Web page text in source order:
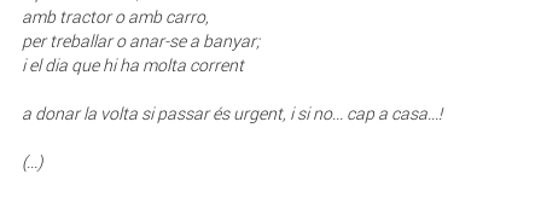
amb tractor o amb carro,
per treballar o anar-se a banyar;
i el dia que hi ha molta corrent
a donar la volta si passar és urgent, i si no... cap a casa...!
(...)